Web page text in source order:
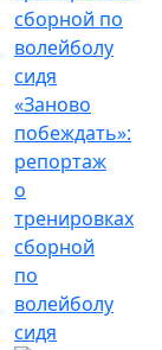
«Заново
побеждать»:
репортаж
о
тренировках
сборной
по
волейболу
сидя